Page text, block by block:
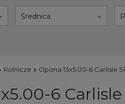
Średnica
Rolnicze Opona 13x5.00-6 Carlisle
6